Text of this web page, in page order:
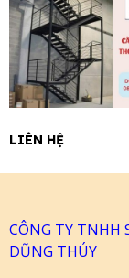
LIÊN HỆ
CÔNG TY TNHH
DŨNG THÚY